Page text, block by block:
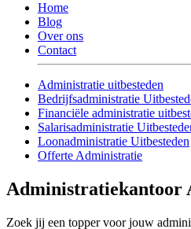
Home
Blog
Over ons
Contact
Administratie uitbesteden
Bedrijfsadministratie
Financiële administratie
Salarisadministratie
Loonadministratie Uitbesteden
Offerte Administratie
Administratiekantoor
Zoek jij een topper voor jouw